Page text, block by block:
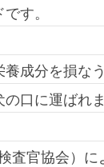
す。
成分を損な
口に運ばれま
査官協会）